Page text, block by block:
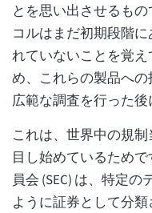
とを思い出させるも
コルはまだ初期段階
れていないことを覚
め、これらの製品への
広範な調査を行った後
これは、世界中の規
目し始めているため
員会 (SEC) は、特定
ように証券として分